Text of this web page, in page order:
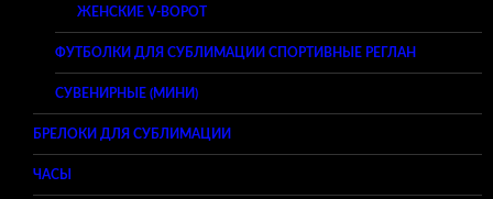
ЖЕНСКИЕ V-ВОРОТ
ФУТБОЛКИ ДЛЯ СУБЛИМАЦИИ СПОРТИВНЫЕ РЕГЛАН
СУВЕНИРНЫЕ (МИНИ)
БРЕЛОКИ ДЛЯ СУБЛИМАЦИИ
ЧАСЫ